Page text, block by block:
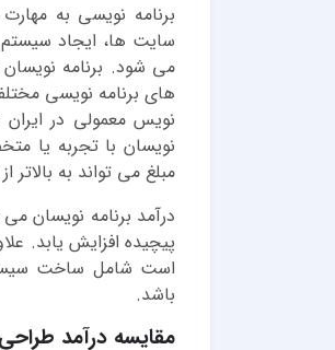
برنامه نویسی به
سایت ها، ایجاد
می شود. برنامه
مبلغ می تواند به بالاتر از ۱۰۰ میلیون تومان نیز برسد.
درآمد برنامه نویسان
پیچیده افزایش یابد.
است شامل ساخت
باشد.
مقایسه درآمد